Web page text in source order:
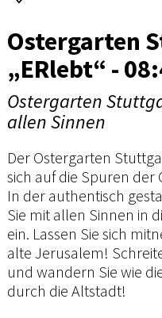
Ostergarten
„ERlebt“ -
Ostergarten
allen Sinnen
Der Ostergarten
sich auf die Spuren der
In der authentisch
Sie mit allen Sinnen in
ein. Lassen Sie sich
alte Jerusalem!
und wandern Sie wie
durch die Altstadt!